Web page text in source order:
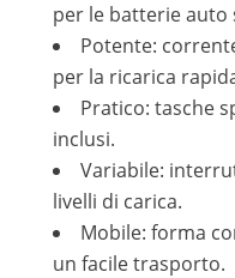
per le batterie auto
Potente:
per la ricarica
Pratico: tasche
inclusi.
Variabile:
livelli di carica.
Mobile: forma
un facile trasporto.